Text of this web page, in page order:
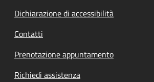
Dichiarazione di accessibilità
Contatti
Prenotazione appuntamento
Richiedi assistenza